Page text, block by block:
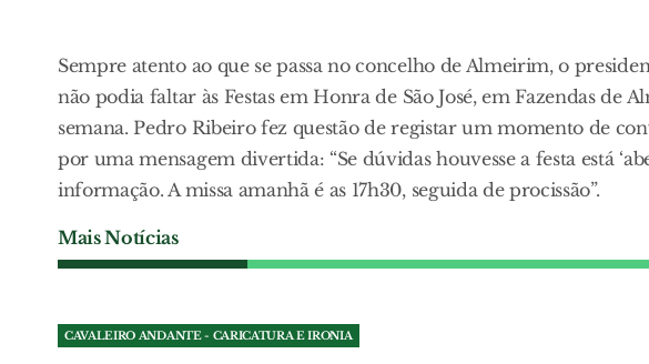
Sempre atento ao que se passa no concelho de Almeirim, o
não podia faltar às Festas em Honra de São José, em Fazendas
semana. Pedro Ribeiro fez questão de registar um momento de
por uma mensagem divertida: “Se dúvidas houvesse a festa está
informação. A missa amanhã é as 17h30, seguida de procissão”.
Mais Notícias
CAVALEIRO ANDANTE - CARICATURA E IRONIA